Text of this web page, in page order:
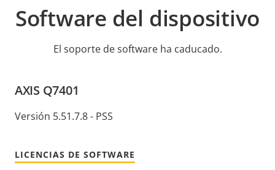
Software del dispositivo
El soporte de software ha caducado.
AXIS Q7401
Versión 5.51.7.8 - PSS
LICENCIAS DE SOFTWARE